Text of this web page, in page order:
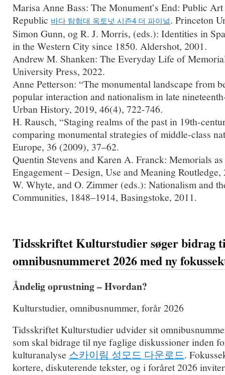
Marisa Anne Bass: The Monument’s End: Public
Republic 바다 탐험대 옥토넛 시즌4 더 파이널. Princeton
Simon Gunn, og R. J. Morris, (eds.): Identities in
in the Western City since 1850. Aldershot, 2001.
Andrew M. Shanken: The Everyday Life of
University Press, 2022.
Anne Petterson: “The monumental landscape from
popular interaction and nationalism in late
Urban History, 2019, 46(4), 722-746.
H. Rausch, “Staging realms of the past in 19th-
comparing monumental strategies of middle-class
Europe, 36 (2009), 37–62.
Quentin Stevens and Karen A. Franck: Memorials
Engagement – Design, Use and Meaning Routledge,
W. Whyte, and O. Zimmer (eds.): Nationalism and
Communities, 1848–1914, Basingstoke, 2011.
Tidsskriftet Kulturstudier søger bidrag
omnibusnummeret 2026 med ny
Åndelig oprustning – Hvordan?
Kulturstudier, omnibusnummer, forår 2026
Tidsskriftet Kulturstudier udvider sit
som skal bidrage til nye faglige diskussioner inden
kulturanalyse 스카이림 성모드 다운로드.
kortere, diskuterende tekster, og i foråret 2026